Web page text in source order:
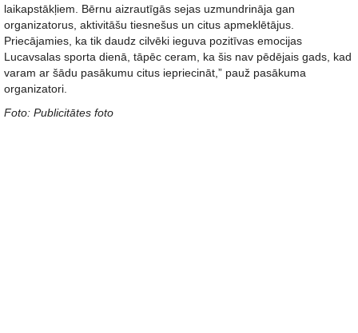
laikapstākļiem. Bērnu aizrautīgās sejas uzmundrināja gan
organizatorus, aktivitāšu tiesnešus un citus apmeklētājus.
Priecājamies, ka tik daudz cilvēki ieguva pozitīvas emocijas
Lucavsalas sporta dienā, tāpēc ceram, ka šis nav pēdējais gads, kad
varam ar šādu pasākumu citus iepriecināt,” pauž pasākuma
organizatori.
Foto: Publicitātes foto